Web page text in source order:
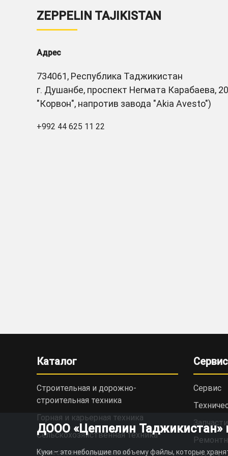
ZEPPELIN TAJIKISTAN
Адрес
734061, Республика Таджикистан
г. Душанбе, проспект Негмата Карабаева,
"Корвон", напротив завода "Akia Avesto")
+992 44 625 11 22
Каталог
Строительная и дорожно-
cтроительная техника
Горная и карьерная техника
Сельскохозяйственная техника
Навесное оборудование
Сервис
Запчасти
ДООО «Цеппелин Таджикистан»
Куки – это небольшие по объему файлы, которые